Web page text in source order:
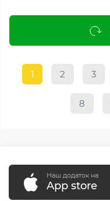
1 2 3
8
Наш додаток на
App store